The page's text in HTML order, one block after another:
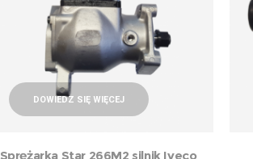
DOWIEDZ SIĘ WIĘCEJ
Sprężarka Star 266M2 silnik Iveco